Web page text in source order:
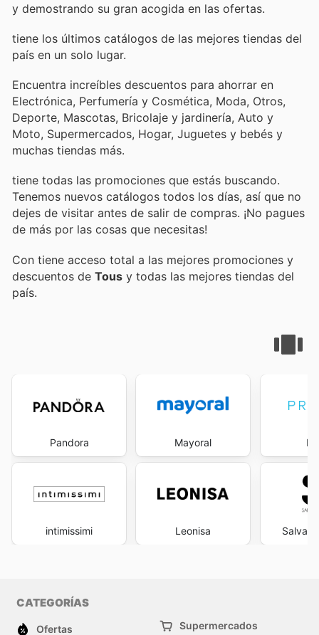
y demostrando su gran acogida en las ofertas.
tiene los últimos catálogos de las mejores tiendas del
país en un solo lugar.
Encuentra increíbles descuentos para ahorrar en
Electrónica, Perfumería y Cosmética, Moda, Otros,
Deporte, Mascotas, Bricolaje y jardinería, Auto y
Moto, Supermercados, Hogar, Juguetes y bebés y
muchas tiendas más.
tiene todas las promociones que estás buscando.
Tenemos nuevos catálogos todos los días, así que no
dejes de visitar antes de salir de compras. ¡No pagues
de más por las cosas que necesitas!
Con tiene acceso total a las mejores promociones y
descuentos de Tous y todas las mejores tiendas del
país.
Pandora
intimissimi
Mayoral
Leonisa
CATEGORÍAS
Ofertas Supermercados